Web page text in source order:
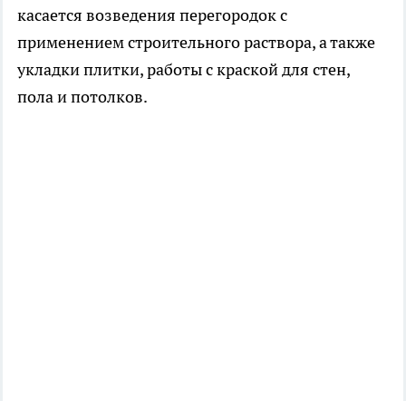
касается возведения перегородок с
применением строительного раствора, а также
укладки плитки, работы с краской для стен,
пола и потолков.